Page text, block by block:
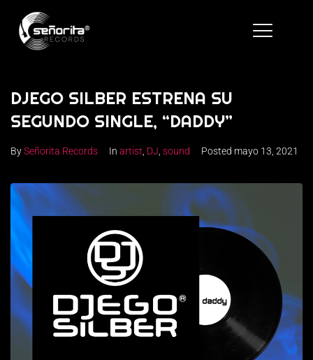
DJEGO SILBER ESTRENA SU
SEGUNDO SINGLE, “DADDY”
BySeñorita Records In artist, DJ, sound Posted mayo 13, 2021